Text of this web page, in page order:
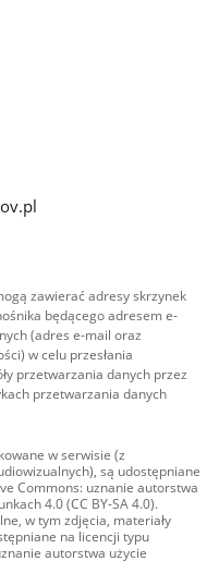
zawierać adresy skrzynek
będącego adresem e-
(adres e-mail oraz
w celu przesłania
przetwarzania danych przez
przetwarzania danych
w serwisie (z
są udostępniane
Commons: uznanie autorstwa
4.0 (CC BY-SA 4.0).
w tym zdjęcia, materiały
na licencji typu
autorstwa użycie